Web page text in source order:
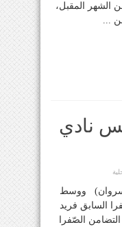
الشهر المقبل،
...
نادي
ووسط
السابق فريد
الصّفرا